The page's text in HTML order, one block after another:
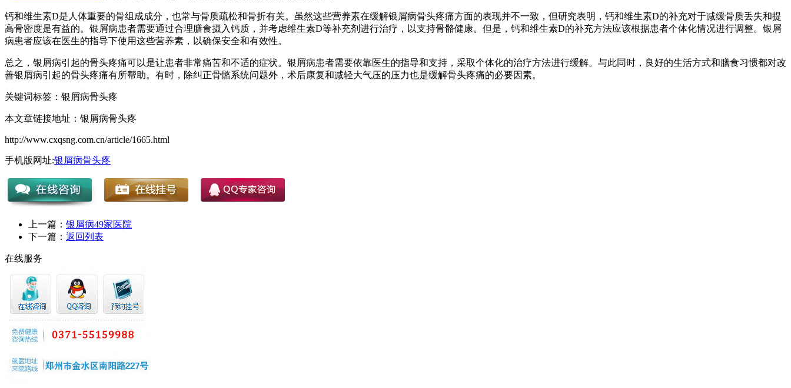
钙和维生素D是人体重要的骨组成成分，也常与骨质疏松和骨折有关。虽然这些营养素在缓解银屑病骨头疼痛方面的表现并不一致，但研究表明，钙和维生素D的补充对于减缓骨质丢失和提
高骨密度是有益的。银屑病患者需要通过合理膳食摄入钙质，并考虑维生素D等补充剂进行治疗，以支持骨骼健康。但是，钙和维生素D的补充方法应该根据患者个体化情况进行调整。银屑
病患者应该在医生的指导下使用这些营养素，以确保安全和有效性。
总之，银屑病引起的骨头疼痛可以是让患者非常痛苦和不适的症状。银屑病患者需要依靠医生的指导和支持，采取个体化的治疗方法进行缓解。与此同时，良好的生活方式和膳食习惯都对改
善银屑病引起的骨头疼痛有所帮助。有时，除纠正骨骼系统问题外，术后康复和减轻大气压的压力也是缓解骨头疼痛的必要因素。
关键词标签：银屑病骨头疼
本文章链接地址：银屑病骨头疼
http://www.cxqsng.com.cn/article/1665.html
手机版网址:银屑病骨头疼
上一篇： 银屑病49家医院
下一篇： 返回列表
在线服务